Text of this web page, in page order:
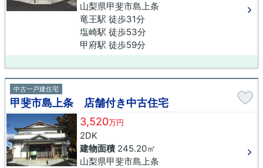
山梨県甲斐市島上条
竜王駅 徒歩31分
塩崎駅 徒歩53分
甲府駅 徒歩59分
中古一戸建住宅
甲斐市島上条 店舗付き中古住宅
3,520万円
2DK
建物面積245.20㎡
山梨県甲斐市島上条